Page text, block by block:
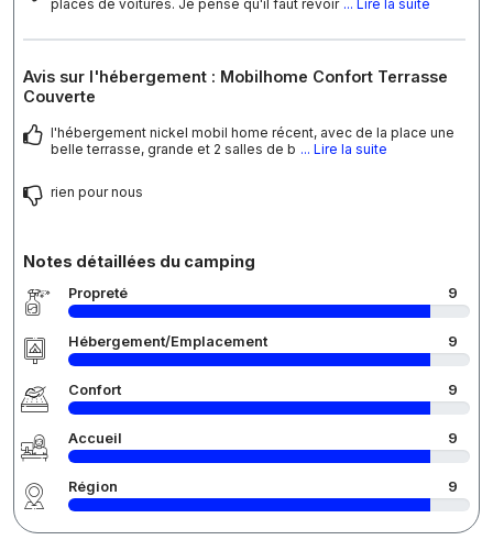
places de voitures. Je pense qu'il faut revoir ... Lire la suite
Avis sur l'hébergement : Mobilhome Confort Terrasse
Couverte
l'hébergement nickel mobil home récent, avec de la place une
belle terrasse, grande et 2 salles de b ... Lire la suite
rien pour nous
Notes détaillées du camping
Propreté 9
Hébergement/Emplacement 9
Confort 9
Accueil 9
Région 9